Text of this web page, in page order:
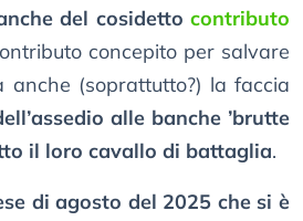
del cosidetto contributo
concepito per salvare
anche (soprattutto?) la faccia
alle banche ’brutte
il loro cavallo di battaglia.
di agosto del 2025 che si è